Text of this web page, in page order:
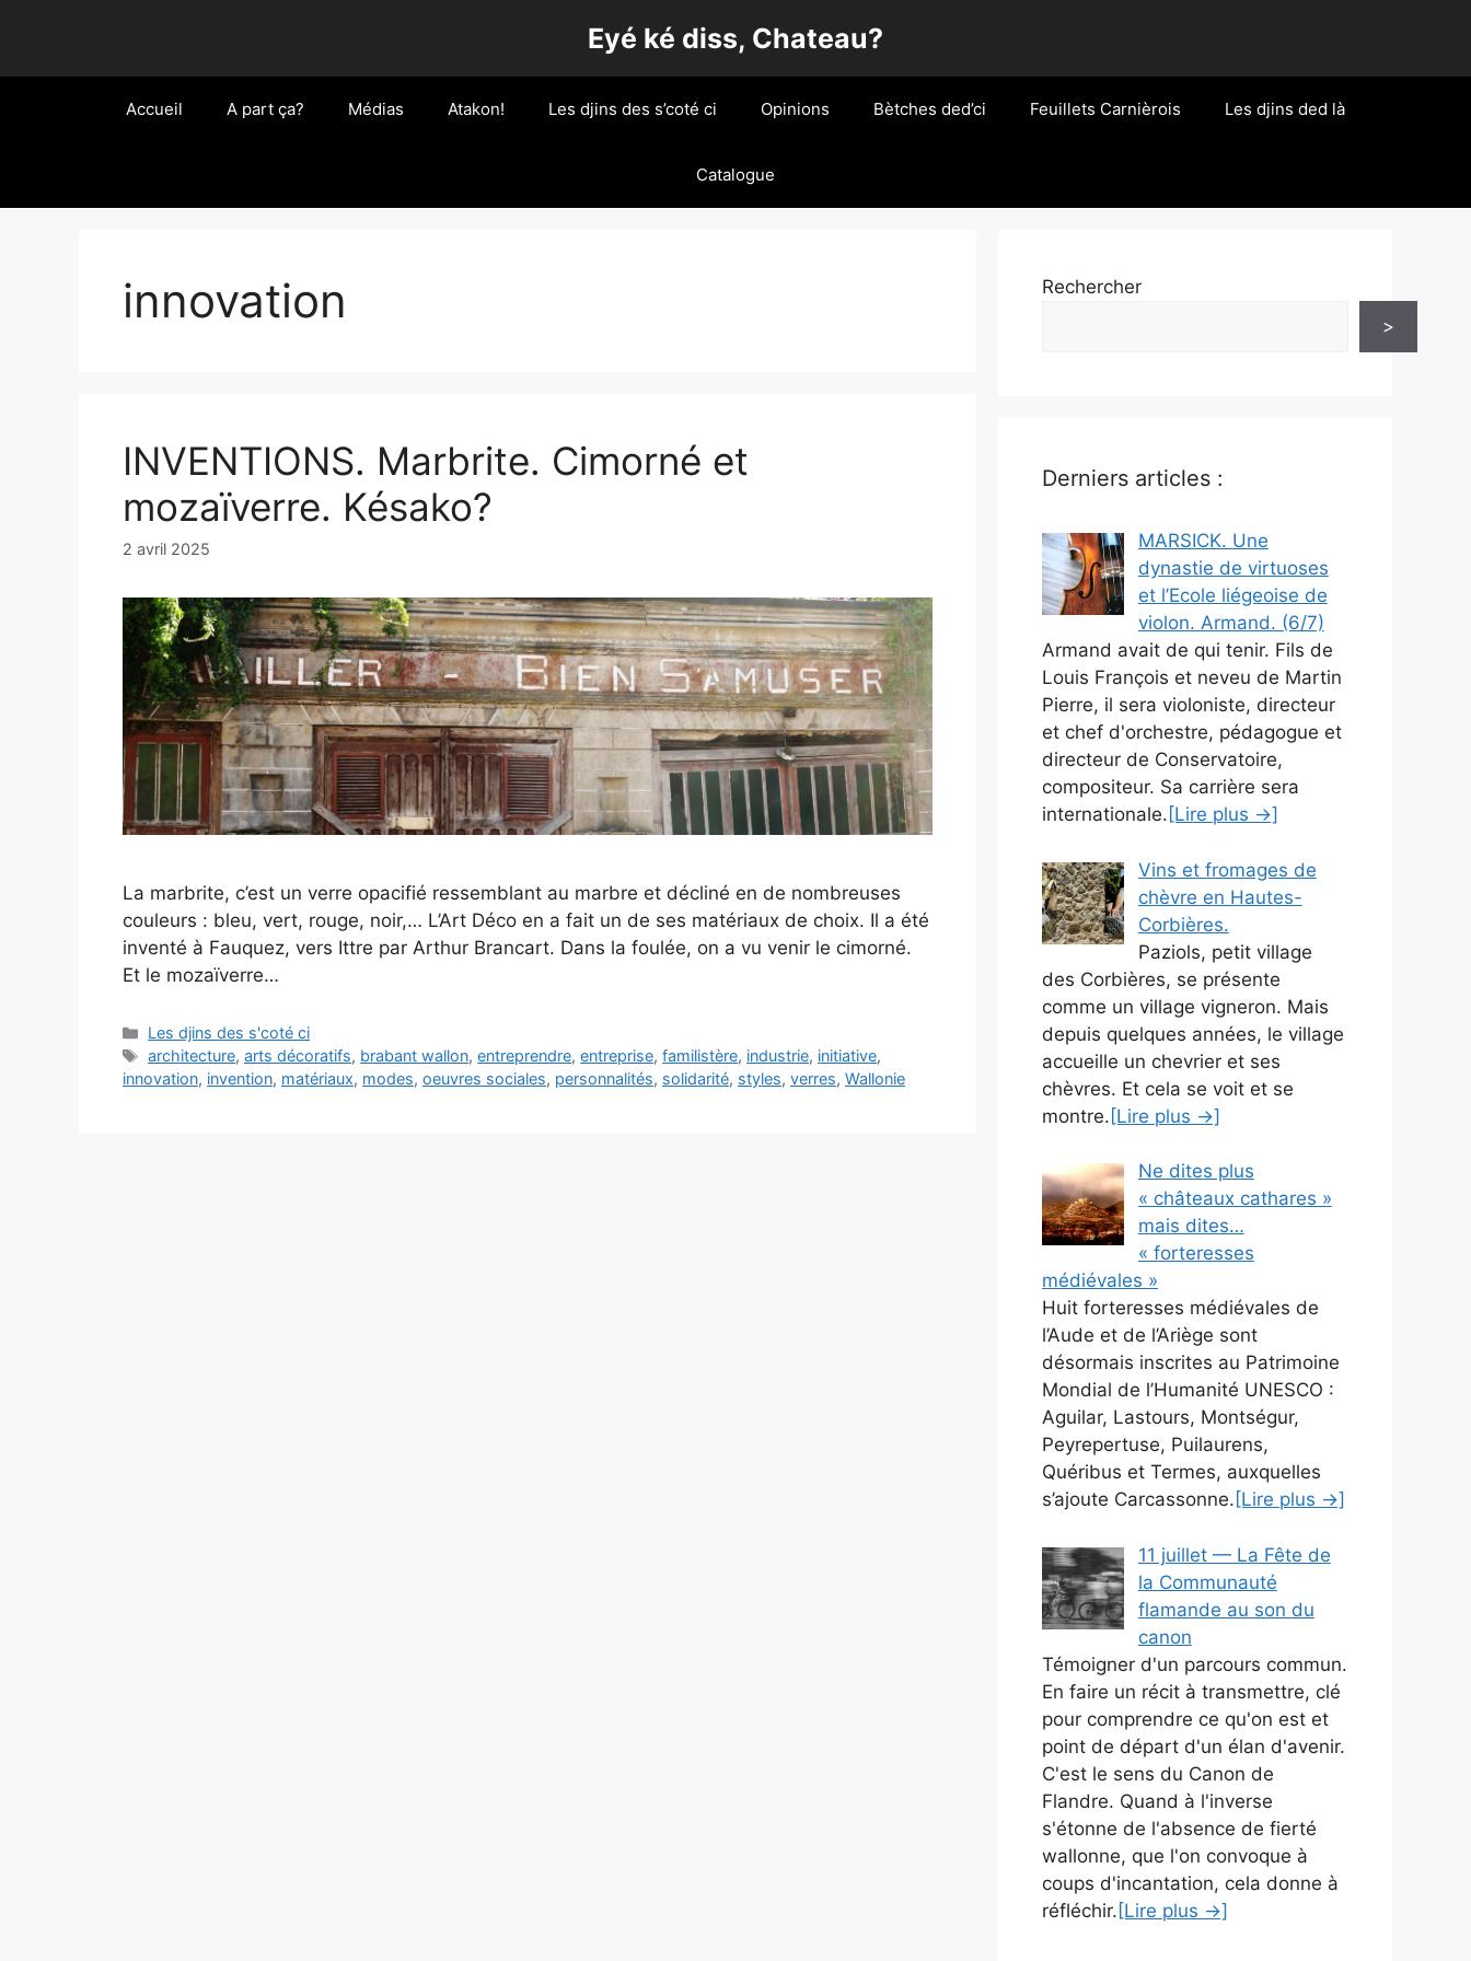
Eyé ké diss, Chateau?
Accueil A part ça? Médias Atakon! Les djins des s’coté ci Opinions Bètches ded’ci Feuillets Carnièrois Les djins ded là
Catalogue
innovation
INVENTIONS. Marbrite. Cimorné et
mozaïverre. Késako?
2 avril 2025
La marbrite, c’est un verre opacifié ressemblant au marbre et décliné en de nombreuses
couleurs : bleu, vert, rouge, noir,… L’Art Déco en a fait un de ses matériaux de choix. Il a été
inventé à Fauquez, vers Ittre par Arthur Brancart. Dans la foulée, on a vu venir le cimorné.
Et le mozaïverre…
Catégories
Les djins des s'coté ci
Étiquettes
architecture,arts décoratifs, brabant wallon,entreprendre,entreprise,familistère, industrie, initiative,
innovation, invention, matériaux, modes, oeuvres sociales, personnalités, solidarité, styles, verres, Wallonie
Rechercher
>
Derniers articles :
MARSICK. Une
dynastie de virtuoses
et l’Ecole liégeoise de
violon. Armand. (6/7)
Armand avait de qui tenir. Fils de
Louis François et neveu de Martin
Pierre, il sera violoniste, directeur
et chef d'orchestre, pédagogue et
directeur de Conservatoire,
compositeur. Sa carrière sera
internationale. [Lire plus →]
Vins et fromages de
chèvre en Hautes-
Corbières.
Paziols, petit village
des Corbières, se présente
comme un village vigneron. Mais
depuis quelques années, le village
accueille un chevrier et ses
chèvres. Et cela se voit et se
montre. [Lire plus →]
Ne dites plus
« châteaux cathares »
mais dites…
« forteresses
médiévales »
Huit forteresses médiévales de
l’Aude et de l’Ariège sont
désormais inscrites au Patrimoine
Mondial de l’Humanité UNESCO :
Aguilar, Lastours, Montségur,
Peyrepertuse, Puilaurens,
Quéribus et Termes, auxquelles
s’ajoute Carcassonne. [Lire plus →]
11 juillet — La Fête de
la Communauté
flamande au son du
canon
Témoigner d'un parcours commun.
En faire un récit à transmettre, clé
pour comprendre ce qu'on est et
point de départ d'un élan d'avenir.
C'est le sens du Canon de
Flandre. Quand à l'inverse
s'étonne de l'absence de fierté
wallonne, que l'on convoque à
coups d'incantation, cela donne à
réfléchir. [Lire plus →]